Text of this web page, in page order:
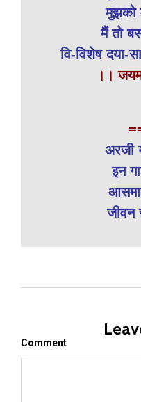
मुझको
मैं तो
वि-विशेष दया-
।।
अरजी
इन
जीवन
Comment